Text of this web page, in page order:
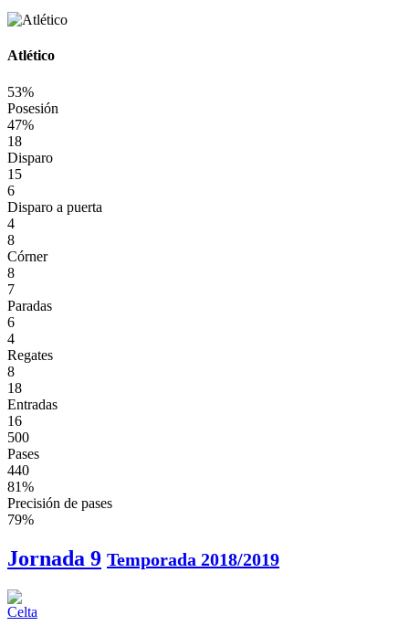
Atlético
53%
Posesión
47%
18
Disparo
15
6
Disparo a puerta
4
8
Córner
8
7
Paradas
6
4
Regates
8
18
Entradas
16
500
Pases
440
81%
Precisión de pases
79%
Jornada 9 Temporada 2018/2019